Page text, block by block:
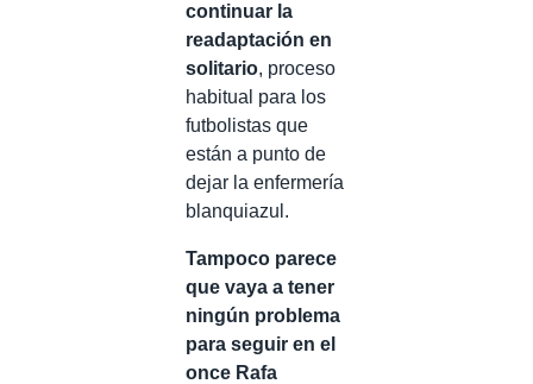
continuar la
readaptación en
solitario, proceso
habitual para los
futbolistas que
están a punto de
dejar la enfermería
blanquiazul.
Tampoco parece
que vaya a tener
ningún problema
para seguir en el
once Rafa